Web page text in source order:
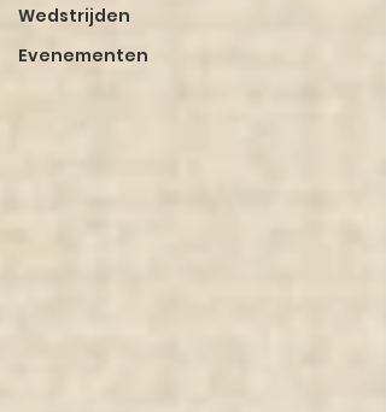
Wedstrijden
Evenementen